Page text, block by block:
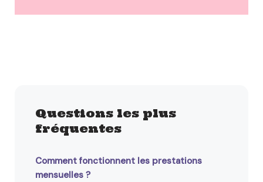
Questions les plus
fréquentes
Comment fonctionnent les prestations
mensuelles ?